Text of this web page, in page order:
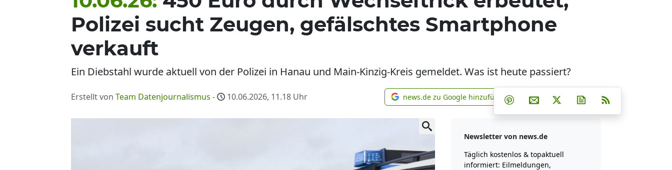
Polizei sucht Zeugen, gefälschtes Smartphone
verkauft
Ein Diebstahl wurde aktuell von der Polizei in Hanau und Main-Kinzig-Kreis gemeldet. Was ist heute passiert?
Erstellt von Team Datenjournalismus - 10.06.2026, 11.18 Uhr news.de zu Google hinzufügen
news.de zu Google hinzufügen Teilen auf Facebook
Teilen auf Whatsapp
Teilen auf Telegram
Teilen auf Pinterest
Per E-Mail teilen
Post auf XNewsletter
Newsletter von news.de
Täglich kostenlos & topaktuell
informiert: Eilmeldungen,